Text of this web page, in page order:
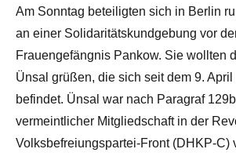
Am Sonntag beteiligten sich in Berlin
an einer Solidaritätskundgebung vor
Frauengefängnis Pankow. Sie wollten
Ünsal grüßen, die sich seit dem 9.
befindet. Ünsal war nach Paragraf
vermeintlicher Mitgliedschaft in der
Volksbefreiungspartei-Front (DHKP-C)